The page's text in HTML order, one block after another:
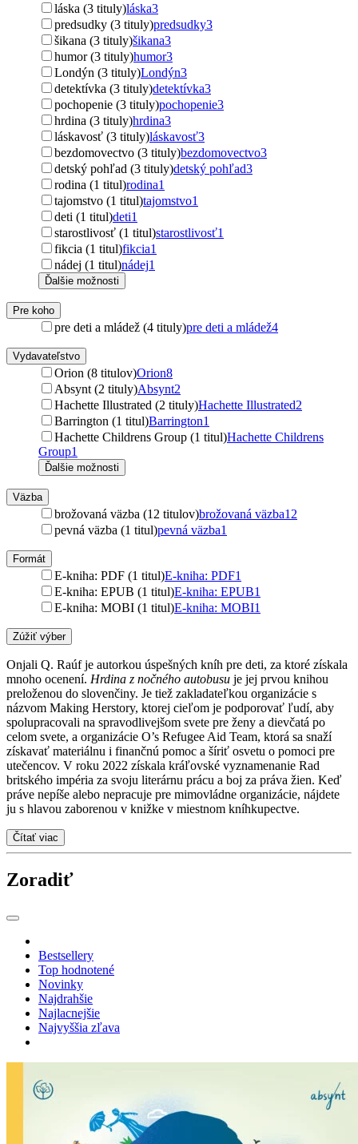
láska (3 tituly)láska3
predsudky (3 tituly)predsudky3
šikana (3 tituly)šikana3
humor (3 tituly)humor3
Londýn (3 tituly)Londýn3
detektívka (3 tituly)detektívka3
pochopenie (3 tituly)pochopenie3
hrdina (3 tituly)hrdina3
láskavosť (3 tituly)láskavosť3
bezdomovectvo (3 tituly)bezdomovectvo3
detský pohľad (3 tituly)detský pohľad3
rodina (1 titul)rodina1
tajomstvo (1 titul)tajomstvo1
deti (1 titul)deti1
starostlivosť (1 titul)starostlivosť1
fikcia (1 titul)fikcia1
nádej (1 titul)nádej1
Ďalšie možnosti
Pre koho
pre deti a mládež (4 tituly)pre deti a mládež4
Vydavateľstvo
Orion (8 titulov)Orion8
Absynt (2 tituly)Absynt2
Hachette Illustrated (2 tituly)Hachette Illustrated2
Barrington (1 titul)Barrington1
Hachette Childrens Group (1 titul)Hachette Childrens
Group1
Ďalšie možnosti
Väzba
brožovaná väzba (12 titulov)brožovaná väzba12
pevná väzba (1 titul)pevná väzba1
Formát
E-kniha: PDF (1 titul)E-kniha: PDF1
E-kniha: EPUB (1 titul)E-kniha: EPUB1
E-kniha: MOBI (1 titul)E-kniha: MOBI1
Zúžiť výber
Onjali Q. Raúf je autorkou úspešných kníh pre deti, za ktoré získala
mnoho ocenení. Hrdina z nočného autobusu je jej prvou knihou
preloženou do slovenčiny. Je tiež zakladateľkou organizácie s
názvom Making Herstory, ktorej cieľom je podporovať ľudí, aby
spolupracovali na spravodlivejšom svete pre ženy a dievčatá po
celom svete, a organizácie O’s Refugee Aid Team, ktorá sa snaží
získavať materiálnu i finančnú pomoc a šíriť osvetu o pomoci pre
utečencov. V roku 2022 získala kráľovské vyznamenanie Rad
britského impéria za svoju literárnu prácu a boj za práva žien. Keď
práve nepíše alebo nepracuje pre mimovládne organizácie, nájdete
ju s hlavou zaborenou v knižke v miestnom kníhkupectve.
Čítať viac
Zoradiť
Bestsellery
Top hodnotené
Novinky
Najdrahšie
Najlacnejšie
Najvyššia zľava